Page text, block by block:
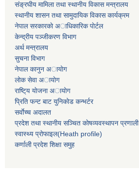
संङ्रघीय मामिला तथा स्थानीय विकास मन्त्रालय
स्थानीय शासन तथा सामुदायिक विकास कार्यक्रम
नेपाल सरकारकाे अाधिकारिक पाेर्टल
केन्द्रीय पञ्जीकरण विभाग
अर्थ मन्त्रालय
सुचना विभाग
नेपाल कानुन अायाेग
लाेक सेवा अायाेग
राष्टि्य याेजना अायाेग
प्रिति फन्ट बाट युनिकाेड कन्भर्टर
सर्वाेच्च अदालत
प्रदेश तथा स्थानीय सञ्चित काेषव्यवस्थापन प्रणाली
स्वास्थ्य प्राेफाइल(Heath profile)
कर्णाली प्रदेश शिक्षा समुह